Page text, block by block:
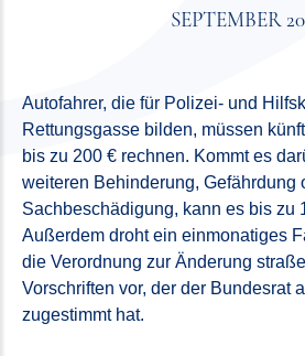
SEPTEMBER
Autofahrer, die für Polizei- und
Rettungsgasse bilden, müssen
bis zu 200 € rechnen. Kommt es
weiteren Behinderung, Gefährdung
Sachbeschädigung, kann es bis zu
Außerdem droht ein einmonatiges
die Verordnung zur Änderung
Vorschriften vor, der der Bundesrat
zugestimmt hat.